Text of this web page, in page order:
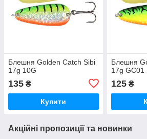
Блешня Golden Catch Sibi
17g 10G
135 ₴
Купити
Блешня
17g GC01
125₴
Акційні пропозиції та новинки